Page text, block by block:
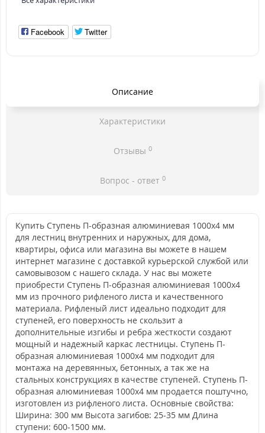
Facebook Twitter
Описание
Характеристики
Отзывы 0
Вопрос - ответ 0
Купить Ступень П-образная алюминиевая 1000x4 мм
для лестниц внутренних и наружных, для дома,
квартиры, офиса или магазина вы можете в нашем
интернет магазине с доставкой курьерской службой или
самовывозом с нашего склада. У нас вы можете
приобрести Ступень П-образная алюминиевая 1000x4
мм из прочного рифленого листа и качественного
материала. Рифленый лист идеально подходит для
ступеней, его поверхность не скользит а
дополнительные изгибы и ребра жесткости создают
мощный и надежный каркас лестницы. Ступень П-
образная алюминиевая 1000x4 мм подходит для
монтажа на деревянных, бетонных, а так же на
стальных конструкциях в качестве ступеней. Ступень П-
образная алюминиевая 1000x4 мм продается поштучно,
изготовлен из рифленого листа. Основные свойства:
Ширина: 300 мм Высота загибов: 25-35 мм Длина
ступени: 600-1500 мм.